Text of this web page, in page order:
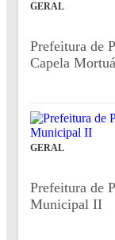
GERAL
Prefeitura de
Capela
GERAL
Prefeitura de
Municipal II